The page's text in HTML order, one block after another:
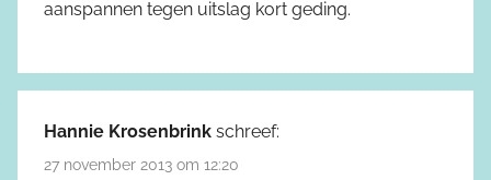
aanspannen tegen uitslag kort geding.
Hannie Krosenbrink schreef:
27 november 2013 om 12:20